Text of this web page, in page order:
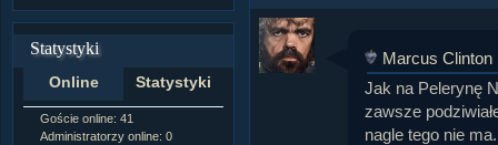
Statystyki
Online Statystyki
Goście online: 41
Administratorzy online: 0
1,087
10,564
Marcus Clinton
Jak na Pelerynę
zawsze
nagle tego nie